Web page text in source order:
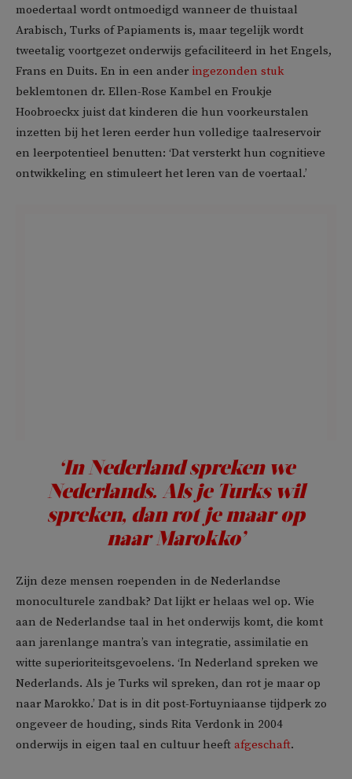
moedertaal wordt ontmoedigd wanneer de thuistaal
Arabisch, Turks of Papiaments is, maar tegelijk wordt
tweetalig voortgezet onderwijs gefaciliteerd in het Engels,
Frans en Duits. En in een ander ingezonden stuk
beklemtonen dr. Ellen-Rose Kambel en Froukje
Hoobroeckx juist dat kinderen die hun voorkeurstalen
inzetten bij het leren eerder hun volledige taalreservoir
en leerpotentieel benutten: ‘Dat versterkt hun cognitieve
ontwikkeling en stimuleert het leren van de voertaal.’
‘In Nederland spreken we
Nederlands. Als je Turks wil
spreken, dan rot je maar op
naar Marokko’
Zijn deze mensen roependen in de Nederlandse
monoculturele zandbak? Dat lijkt er helaas wel op. Wie
aan de Nederlandse taal in het onderwijs komt, die komt
aan jarenlange mantra’s van integratie, assimilatie en
witte superioriteitsgevoelens. ‘In Nederland spreken we
Nederlands. Als je Turks wil spreken, dan rot je maar op
naar Marokko.’ Dat is in dit post-Fortuyniaanse tijdperk zo
ongeveer de houding, sinds Rita Verdonk in 2004
onderwijs in eigen taal en cultuur heeft afgeschaft.